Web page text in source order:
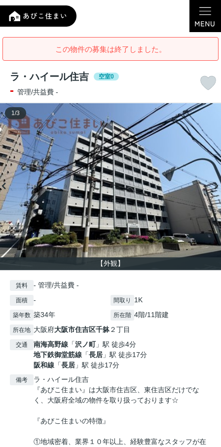
この物件の募集は終了しました。
ラ・ハイール住吉 空室0
- 管理/共益費 -
【外観】
1 /3
賃料 - 管理/共益費 -
面積 - 間取り 1K
築年数 築34年 所在階 4階/11階建
所在地 大阪府大阪市住吉区千躰２丁目
交通 南海高野線 「沢ノ町」駅 徒歩4分
地下鉄御堂筋線 「長居 」駅 徒歩17分
阪和線 「長居 」駅 徒歩17分
備考
ラ・ハイール住吉
『あびこ住まい』は大阪市住吉区、東住吉区だけでな
く、大阪府全域の物件を取り扱っております☆
『あびこ住まいの特徴』
①地域密着、業界１０年以上、経験豊富なスタッフが在